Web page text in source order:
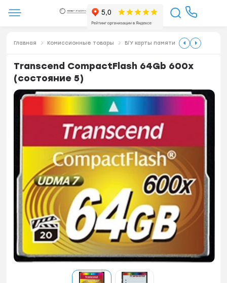
Главная Комиссионные товары Б/У карты памяти
Transcend CompactFlash 64Gb 600x
(состояние 5)